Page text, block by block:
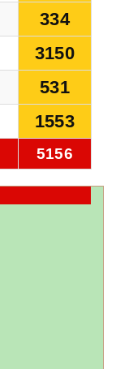
334
3150
531
1553
5156